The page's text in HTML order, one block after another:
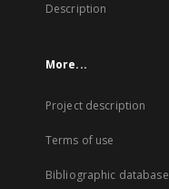
Description
More...
Project description
Terms of use
Bibliographic database